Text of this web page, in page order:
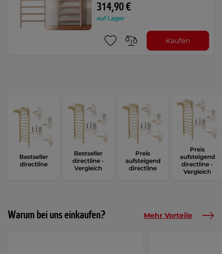
314,90 €
auf Lager
Kaufen
Bestseller
directline
Bestseller
directline -
Vergleich
Preis
aufsteigend
directline
Preis
aufsteigend
directline -
Vergleich
Warum bei uns einkaufen? Mehr Vorteile